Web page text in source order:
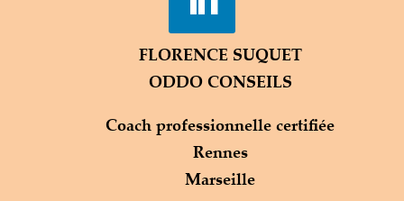
FLORENCE SUQUET
ODDO CONSEILS
Coach professionnelle certifiée
Rennes
Marseille